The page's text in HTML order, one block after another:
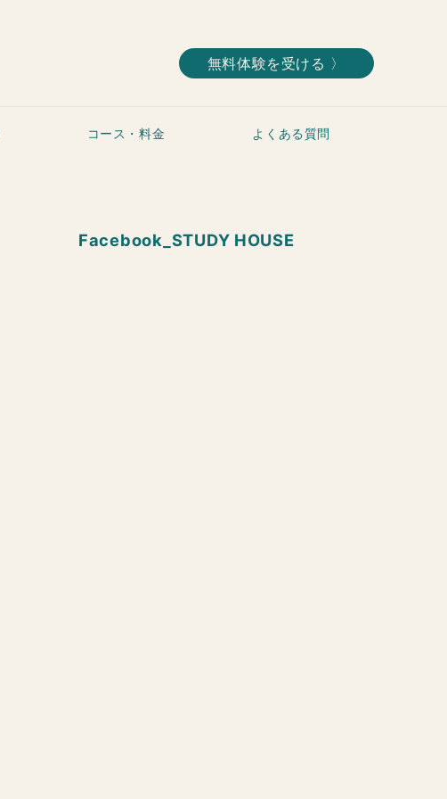
無料体験を受ける 〉
コース・料金 よくある質問
Facebook_STUDY HOUSE